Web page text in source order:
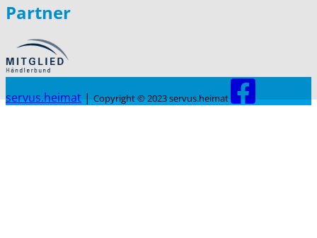
Partner
servus.heimat | Copyright © 2023 servus.heimat